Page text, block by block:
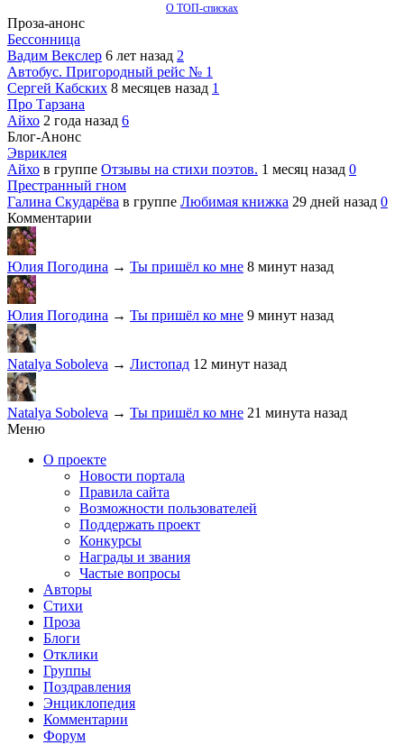
О ТОП-списках
Проза-анонс
Бессонница
Вадим Векслер 6 лет назад 2
Автобус. Пригородный рейс № 1
Сергей Кабских 8 месяцев назад 1
Про Тарзана
Айхо 2 года назад 6
Блог-Анонс
Эвриклея
Айхо в группе Отзывы на стихи поэтов. 1 месяц назад 0
Престранный гном
Галина Скударёва в группе Любимая книжка 29 дней назад 0
Комментарии
Юлия Погодина → Ты пришёл ко мне 8 минут назад
Юлия Погодина → Ты пришёл ко мне 9 минут назад
Natalya Soboleva → Листопад 12 минут назад
Natalya Soboleva → Ты пришёл ко мне 21 минута назад
Меню
О проекте
Новости портала
Правила сайта
Возможности пользователей
Поддержать проект
Конкурсы
Награды и звания
Частые вопросы
Авторы
Стихи
Проза
Блоги
Отклики
Группы
Поздравления
Энциклопедия
Комментарии
Форум